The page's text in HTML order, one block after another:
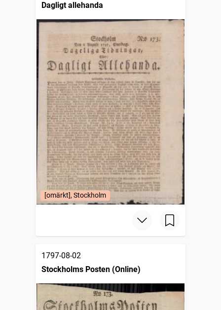
Dagligt allehanda
[omärkt], Stockholm
1797-08-02
Stockholms Posten (Online)